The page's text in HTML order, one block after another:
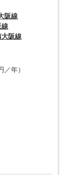
阪線
線
阪線
年）